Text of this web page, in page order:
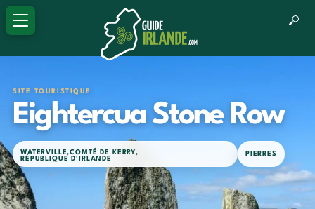
SITE TOURISTIQUE
Eightercua Stone Row
WATERVILLE,COMTÉ DE KERRY,
RÉPUBLIQUE D'IRLANDE
PIERRES